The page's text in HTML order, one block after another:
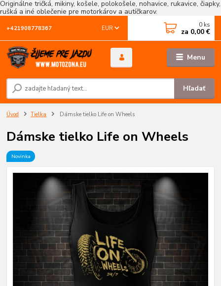
Originálne tričká, mikiny, košele, polokošele, nohavice, rukavice, čiapky,
rušká a iné oblečenie pre motorkárov a autíčkarov.
Menu
EUR
Hľadať
+421908778367 0 ks
za 0,00 €
Úvod Tielka Dámske tielko Life on Wheels
Dámske tielko Life on Wheels
Novinka